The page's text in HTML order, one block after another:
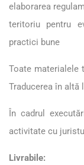
elaborarea
teritoriu pentru
practici bune
Toate materialele
Traducerea în altă
În cadrul
activitate cu
Livrabile: